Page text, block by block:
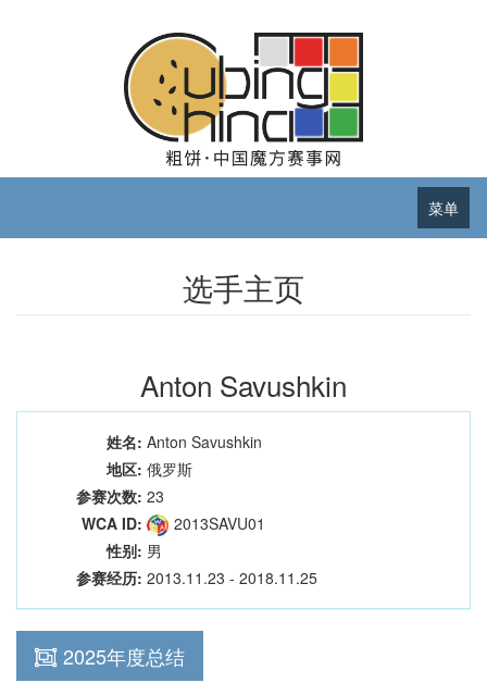
菜单
选手主页
Anton Savushkin
姓名: Anton Savushkin
地区: 俄罗斯
参赛次数: 23
WCA ID:
2013SAVU01
性别: 男
参赛经历: 2013.11.23 - 2018.11.25
2025年度总结